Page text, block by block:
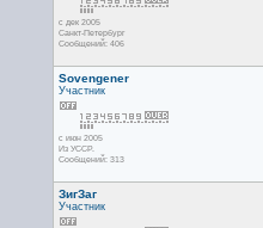
с дек 2005
Санкт-Петербург
Сообщений: 406
Sovengener
Участник
с июн 2005
Из УССР.
Сообщений: 313
ЗигЗаг
Участник